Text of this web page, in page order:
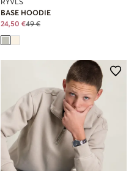
RYVLS
BASE HOODIE
24,50 €49 €